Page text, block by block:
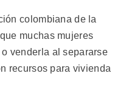
colombiana de la
muchas mujeres
venderla al separarse
recursos para vivienda